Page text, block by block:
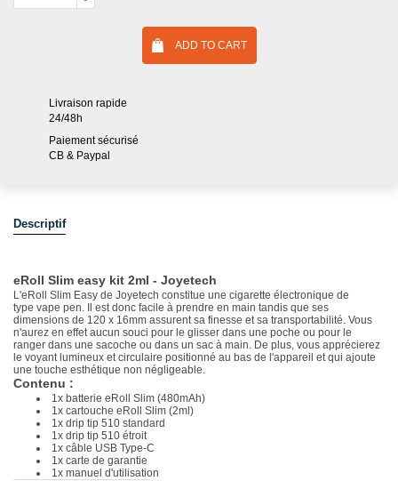
ADD TO CART
Livraison rapide
24/48h
Paiement sécurisé
CB & Paypal
Descriptif
eRoll Slim easy kit 2ml - Joyetech
L'eRoll Slim Easy de Joyetech constitue une cigarette électronique de
type vape pen. Il est donc facile à prendre en main tandis que ses
dimensions de 120 x 16mm assurent sa finesse et sa transportabilité. Vous
n'aurez en effet aucun souci pour le glisser dans une poche ou pour le
ranger dans une sacoche ou dans un sac à main. De plus, vous apprécierez
le voyant lumineux et circulaire positionné au bas de l'appareil et qui ajoute
une touche esthétique non négligeable.
Contenu :
1x batterie eRoll Slim (480mAh)
1x cartouche eRoll Slim (2ml)
1x drip tip 510 standard
1x drip tip 510 étroit
1x câble USB Type-C
1x carte de garantie
1x manuel d'utilisation